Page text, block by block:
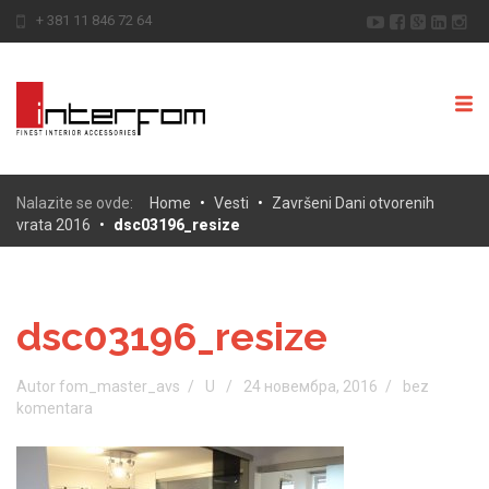
+ 381 11 846 72 64
Nalazite se ovde: Home • Vesti •
Završeni Dani otvorenih
vrata 2016
• dsc03196_resize
dsc03196_resize
Autor fom_master_avs U 24 новембра, 2016
bez
komentara